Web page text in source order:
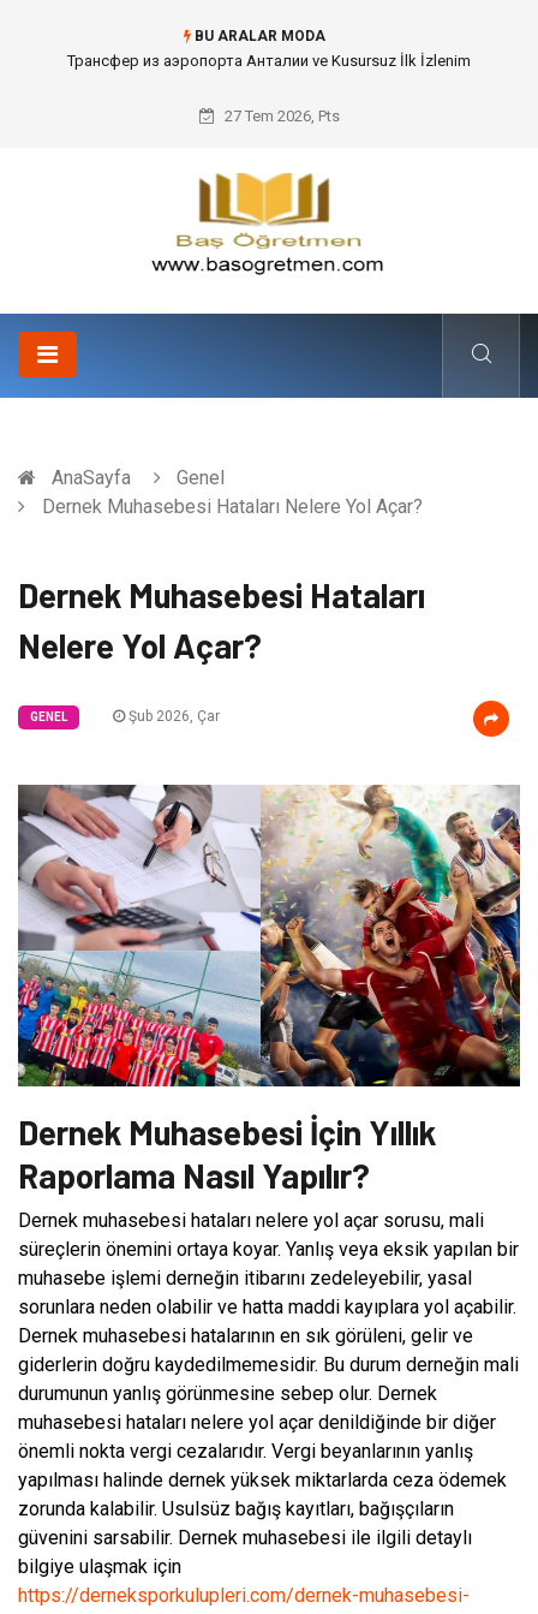
BU ARALAR MODA
Kafes Sandık ve Peyzaj Mimarisinde Dev Bitkilerin Transferi
27 Tem 2026, Pts
AnaSayfa
Genel
Dernek Muhasebesi Hataları Nelere Yol Açar?
Dernek Muhasebesi Hataları
Nelere Yol Açar?
GENEL Şub 2026, Çar
Dernek Muhasebesi İçin Yıllık
Raporlama Nasıl Yapılır?
Dernek muhasebesi hataları nelere yol açar sorusu, mali
süreçlerin önemini ortaya koyar. Yanlış veya eksik yapılan bir
muhasebe işlemi derneğin itibarını zedeleyebilir, yasal
sorunlara neden olabilir ve hatta maddi kayıplara yol açabilir.
Dernek muhasebesi hatalarının en sık görüleni, gelir ve
giderlerin doğru kaydedilmemesidir. Bu durum derneğin mali
durumunun yanlış görünmesine sebep olur. Dernek
muhasebesi hataları nelere yol açar denildiğinde bir diğer
önemli nokta vergi cezalarıdır. Vergi beyanlarının yanlış
yapılması halinde dernek yüksek miktarlarda ceza ödemek
zorunda kalabilir. Usulsüz bağış kayıtları, bağışçıların
güvenini sarsabilir. Dernek muhasebesi ile ilgili detaylı
bilgiye ulaşmak için
https://derneksporkulupleri.com/dernek-muhasebesi-